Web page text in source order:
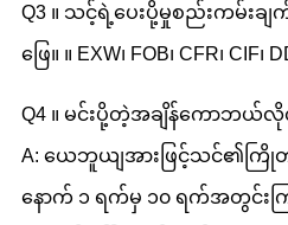
Q3 ။ သင့်ရဲ့ပေးပို့မှုစည်းကမ်းချ
ဖြေ။ ။ EXW၊ FOB၊ CFR၊ CIF၊
Q4 ။ မင်းပို့တဲ့အချိန်ကောဘယ်
A: ယေဘူယျအားဖြင့်သင်၏ကြို
နောက် ၁ ရက်မှ ၁၀ ရက်အတွင်း